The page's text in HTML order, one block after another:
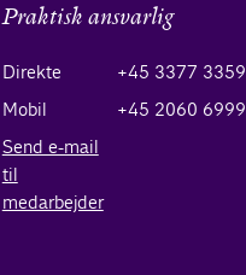
Praktisk ansvarlig
Direkte
+45 3377 3359
Mobil
+45 2060 6999
Send e-mail
til
medarbejder